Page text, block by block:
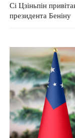
Сі Цзіньпін
президента Беніну